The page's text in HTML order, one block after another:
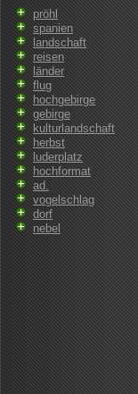
pröhl
spanien
landschaft
reisen
länder
flug
hochgebirge
gebirge
kulturlandschaft
herbst
luderplatz
hochformat
ad.
vogelschlag
dorf
nebel